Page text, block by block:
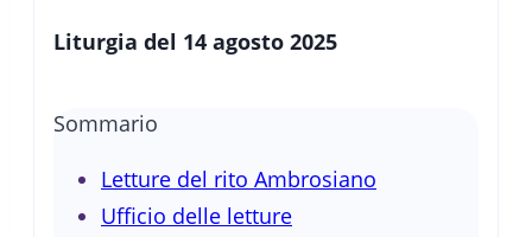
Liturgia del 14 agosto 2025
Sommario
Letture del rito Ambrosiano
Ufficio delle letture